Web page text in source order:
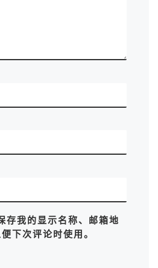
存我的显示名称、邮箱地
下次评论时使用。